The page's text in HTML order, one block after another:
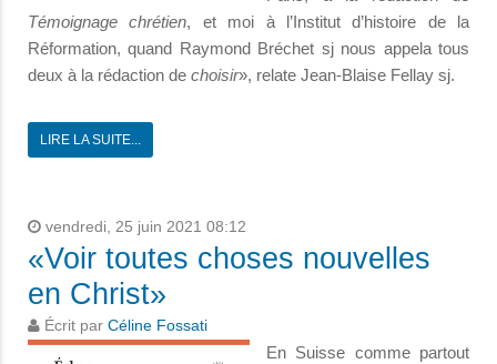
Témoignage chrétien, et moi à l’Institut d’histoire de la
Réformation, quand Raymond Bréchet sj nous appela tous
deux à la rédaction de choisir», relate Jean-Blaise Fellay sj.
LIRE LA SUITE...
vendredi, 25 juin 2021 08:12
«Voir toutes choses nouvelles
en Christ»
Écrit par Céline Fossati
En Suisse comme partout